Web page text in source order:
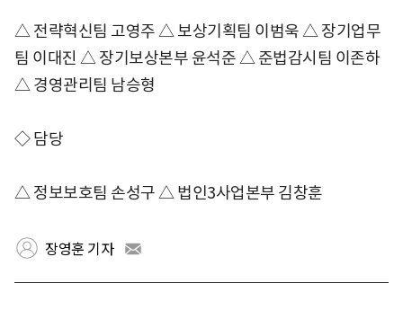
△ 전략혁신팀 고영주 △ 보상기획팀 이범욱 △ 장기업무
팀 이대진 △ 장기보상본부 윤석준 △ 준법감시팀 이존하
△ 경영관리팀 남승형
◇ 담당
△ 정보보호팀 손성구 △ 법인3사업본부 김창훈
장영훈 기자